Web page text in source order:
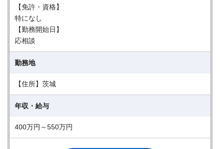
【免許・資格】
特になし
【勤務開始日】
応相談
勤務地
【住所】茨城
年収・給与
400万円～550万円